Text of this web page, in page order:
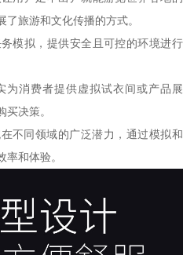
旅游和文化传播的方式。
模拟，提供安全且可控的环境进行
为消费者提供虚拟试衣间或产品展
决策。
不同领域的广泛潜力，通过模拟和
和体验。